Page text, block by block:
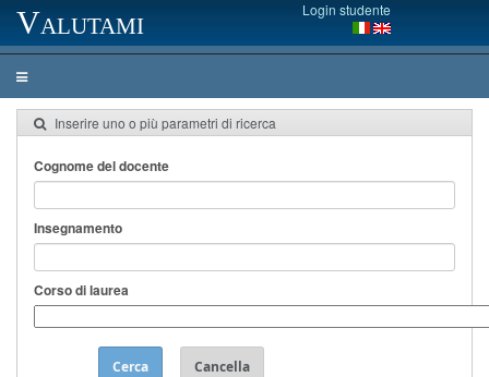
Valutami Login studente
Inserire uno o più parametri di ricerca
Cognome del docente
Insegnamento
Corso di laurea
Cerca Cancella